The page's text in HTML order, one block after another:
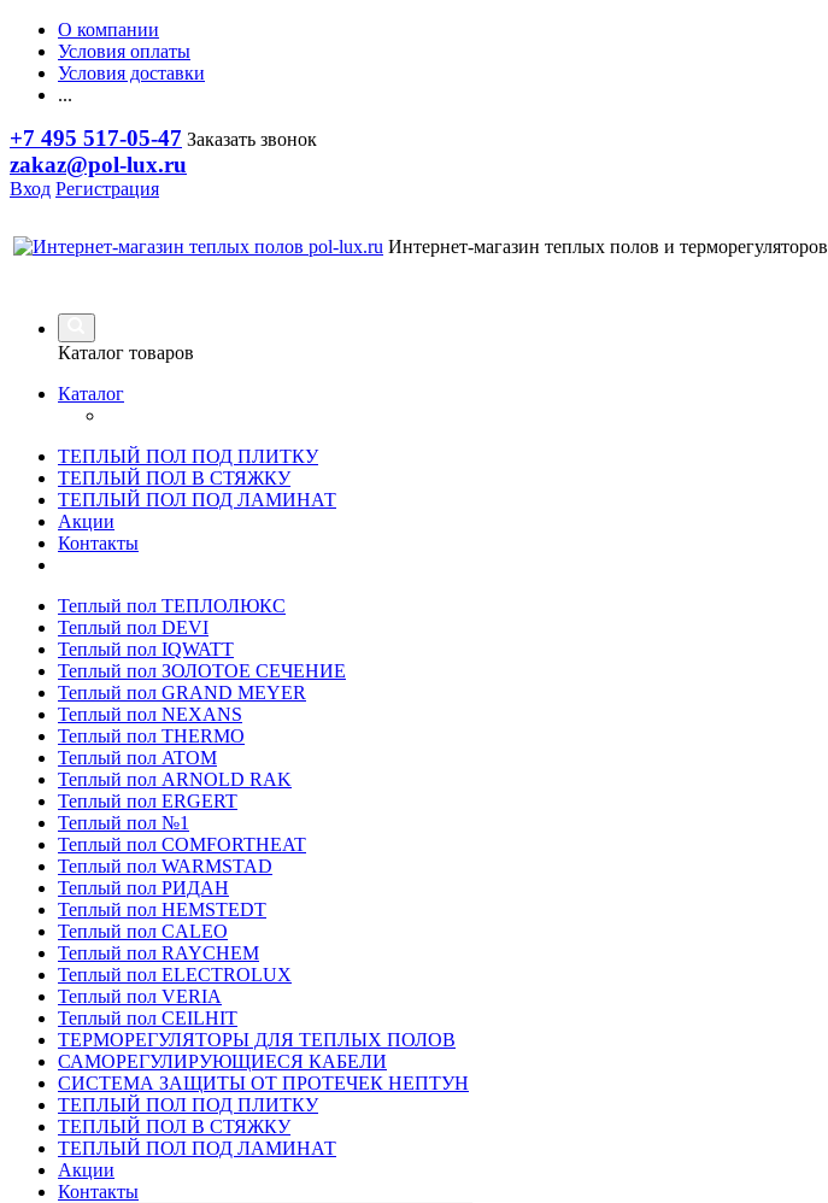
О компании
Условия оплаты
Условия доставки
...
+7 495 517-05-47 Заказать звонок
zakaz@pol-lux.ru
Вход Регистрация
Интернет-магазин теплых полов и терморегуляторов
Каталог товаров
Каталог
ТЕПЛЫЙ ПОЛ ПОД ПЛИТКУ
ТЕПЛЫЙ ПОЛ В СТЯЖКУ
ТЕПЛЫЙ ПОЛ ПОД ЛАМИНАТ
Акции
Контакты
Теплый пол ТЕПЛОЛЮКС
Теплый пол DEVI
Теплый пол IQWATT
Теплый пол ЗОЛОТОЕ СЕЧЕНИЕ
Теплый пол GRAND MEYER
Теплый пол NEXANS
Теплый пол THERMO
Теплый пол ATOM
Теплый пол ARNOLD RAK
Теплый пол ERGERT
Теплый пол №1
Теплый пол COMFORTHEAT
Теплый пол WARMSTAD
Теплый пол РИДАН
Теплый пол HEMSTEDT
Теплый пол CALEO
Теплый пол RAYCHEM
Теплый пол ELECTROLUX
Теплый пол VERIA
Теплый пол CEILHIT
ТЕРМОРЕГУЛЯТОРЫ ДЛЯ ТЕПЛЫХ ПОЛОВ
САМОРЕГУЛИРУЮЩИЕСЯ КАБЕЛИ
СИСТЕМА ЗАЩИТЫ ОТ ПРОТЕЧЕК НЕПТУН
ТЕПЛЫЙ ПОЛ ПОД ПЛИТКУ
ТЕПЛЫЙ ПОЛ В СТЯЖКУ
ТЕПЛЫЙ ПОЛ ПОД ЛАМИНАТ
Акции
Контакты